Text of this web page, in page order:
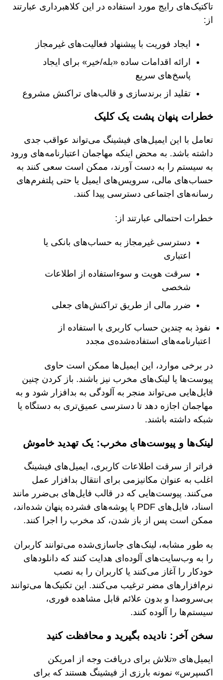
تاکتیک‌های رایج مورد استفاده در این کلاهبرداری عبارتند
از:
ایجاد فوریت با پیشنهاد فعالیت‌های غیرمجاز
ارائه اقدامات ساده «بله/خیر» برای ایجاد
پاسخ‌های سریع
تقلید از برندسازی و قالب‌های تراکنش مشروع
خطرات پنهان پشت یک کلیک
تعامل با این ایمیل‌های فیشینگ می‌تواند عواقب جدی
داشته باشد. به محض اینکه مهاجمان اعتبارنامه‌های ورود
به سیستم را به دست آورند، ممکن است سعی کنند به
حساب‌های مالی، سرویس‌های ایمیل یا حتی پلتفرم‌های
رسانه‌های اجتماعی دسترسی پیدا کنند.
خطرات احتمالی عبارتند از:
دسترسی غیرمجاز به حساب‌های بانکی یا
اعتباری
سرقت هویت و سوءاستفاده از اطلاعات
شخصی
ضرر مالی از طریق تراکنش‌های جعلی
نفوذ به چندین حساب کاربری با استفاده از
اعتبارنامه‌های استفاده‌شده‌ی مجدد
در برخی موارد، این ایمیل‌ها ممکن است حاوی
پیوست‌ها یا لینک‌های مخرب نیز باشند. باز کردن چنین
فایل‌هایی می‌تواند منجر به آلودگی به بدافزار شود و به
مهاجمان اجازه دهد تا دسترسی عمیق‌تری به دستگاه یا
شبکه داشته باشند.
لینک‌ها و پیوست‌های مخرب: یک تهدید خاموش
فراتر از سرقت اطلاعات کاربری، ایمیل‌های فیشینگ
اغلب به عنوان مکانیزمی برای انتقال بدافزار عمل
می‌کنند. پیوست‌هایی که در قالب فایل‌های بی‌ضرر مانند
اسناد، فایل‌های PDF یا پوشه‌های فشرده پنهان شده‌اند،
ممکن است پس از باز شدن، کد مخرب را اجرا کنند.
به طور مشابه، لینک‌های جاسازی‌شده می‌توانند کاربران
را به وب‌سایت‌های آلوده‌ای هدایت کنند که دانلودهای
خودکار را آغاز می‌کنند یا کاربران را به نصب
نرم‌افزارهای مضر ترغیب می‌کنند. این تکنیک‌ها می‌توانند
بی‌سروصدا و بدون علائم قابل مشاهده فوری،
سیستم‌ها را آلوده کنند.
سخن آخر: نادیده بگیرید و محافظت کنید
ایمیل‌های «تلاش برای دریافت وجه از امریکن
اکسپرس» نمونه بارزی از فیشینگ هستند که برای